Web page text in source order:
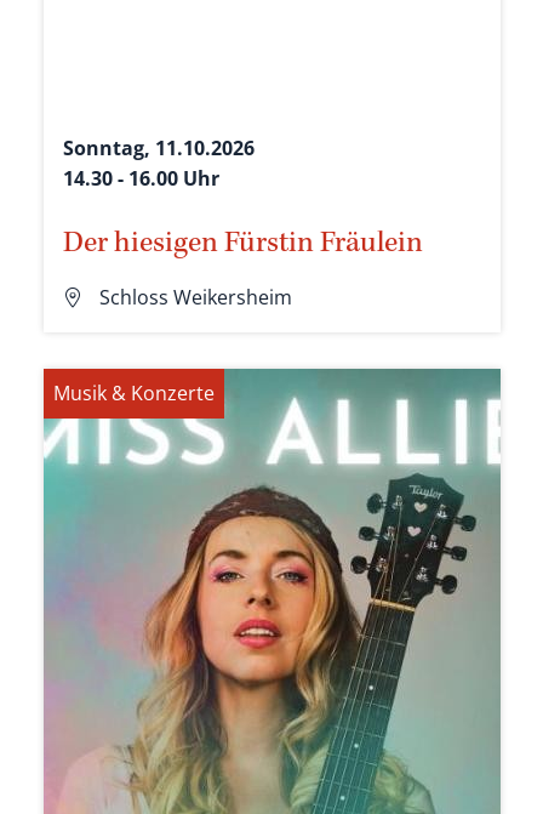
Sonntag, 11.10.2026
14.30 - 16.00 Uhr
Der hiesigen Fürstin Fräulein
Schloss Weikersheim
Musik & Konzerte